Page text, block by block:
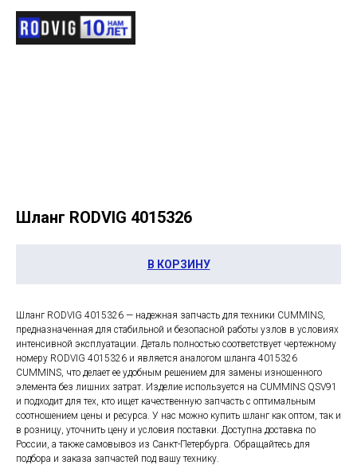
Шланг RODVIG 4015326
В КОРЗИНУ
Шланг RODVIG 4015326 — надежная запчасть для техники CUMMINS,
предназначенная для стабильной и безопасной работы узлов в условиях
интенсивной эксплуатации. Деталь полностью соответствует чертежному
номеру RODVIG 4015326 и является аналогом шланга 4015326
CUMMINS, что делает ее удобным решением для замены изношенного
элемента без лишних затрат. Изделие используется на CUMMINS QSV91
и подходит для тех, кто ищет качественную запчасть с оптимальным
соотношением цены и ресурса. У нас можно купить шланг как оптом, так и
в розницу, уточнить цену и условия поставки. Доступна доставка по
России, а также самовывоз из Санкт-Петербурга. Обращайтесь для
подбора и заказа запчастей под вашу технику.